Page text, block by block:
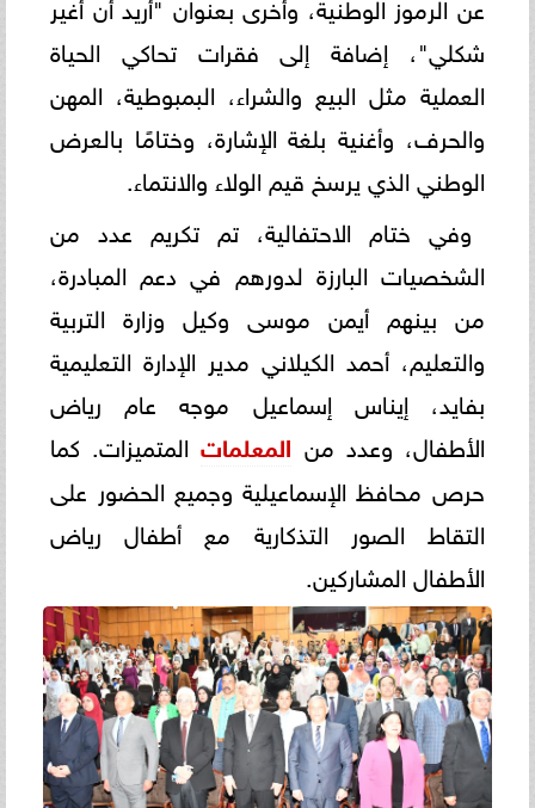
شكلي"، إضافة إلى فقرات تحاكي الحياة
العملية مثل البيع والشراء، البمبوطية، المهن
والحرف، وأغنية بلغة الإشارة، وختامًا بالعرض
الوطني الذي يرسخ قيم الولاء والانتماء.
وفي ختام الاحتفالية، تم تكريم عدد من
الشخصيات البارزة لدورهم في دعم المبادرة،
من بينهم أيمن موسى وكيل وزارة التربية
والتعليم، أحمد الكيلاني مدير الإدارة التعليمية
بفايد، إيناس إسماعيل موجه عام رياض
الأطفال، وعدد من المعلماتالمتميزات. كما
حرص محافظ الإسماعيلية وجميع الحضور على
التقاط الصور التذكارية مع أطفال رياض
الأطفال المشاركين.